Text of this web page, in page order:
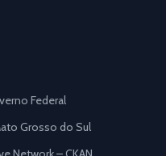
Federal
Grosso do Sul